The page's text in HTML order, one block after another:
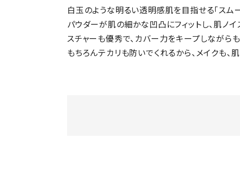
白玉のような明るい透明感肌を目指せる「スム
パウダーが肌の細かな凹凸にフィットし、肌ノ
スチャーも優秀で、カバー力をキープしながら
もちろんテカリも防いでくれるから、メイクも、